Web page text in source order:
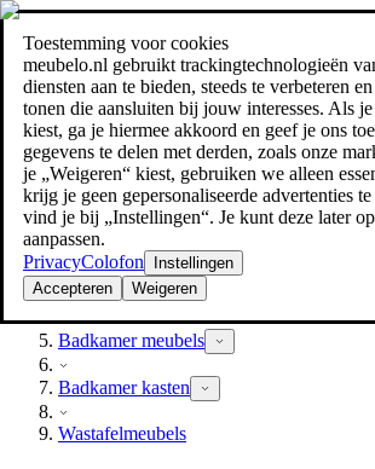
Toestemming voor cookies
meubelo.nl gebruikt trackingtechnologieën
diensten aan te bieden, steeds te verbeteren
tonen die aansluiten bij jouw interesses. Als
kiest, ga je hiermee akkoord en geef je ons
gegevens te delen met derden, zoals onze
je „Weigeren“ kiest, gebruiken we alleen
krijg je geen gepersonaliseerde advertenties
vind je bij „Instellingen“. Je kunt deze later
aanpassen.
PrivacyColofon
Instellingen
Accepteren
Weigeren
Zoeken
meubel jezelf de beste prijs!meubel jezelf de
Badkamer
Badkamer meubels
Badkamer kasten
Wastafelmeubels